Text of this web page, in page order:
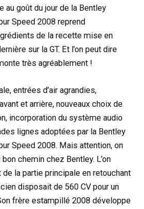
au goût du jour de la Bentley
Speed 2008 reprend
de la recette mise en
sur la GT. Et l’on peut dire
très agréablement !
entrées d’air agrandies,
et arrière, nouveaux choix de
incorporation du système audio
lignes adoptées par la Bentley
Speed 2008. Mais attention, on
chemin chez Bentley. L’on
de la partie principale en retouchant
disposait de 560 CV pour un
frère estampillé 2008 développe